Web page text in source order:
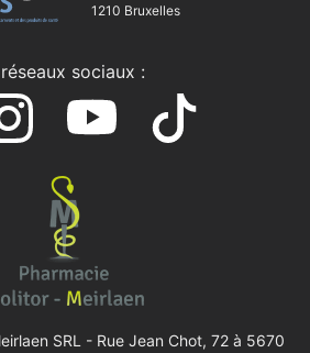
1210 Bruxelles
sociaux :
SRL - Rue Jean Chot, 72 à 5670